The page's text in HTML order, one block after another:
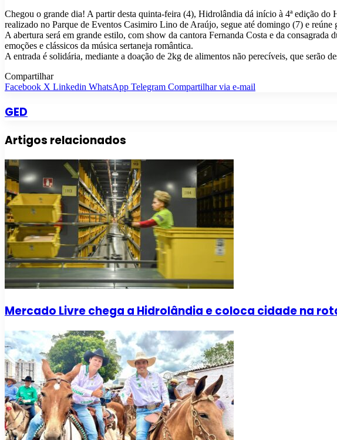
Chegou o grande dia! A partir desta quinta-feira (4), Hidrolândia dá início à 4ª edição
realizado no Parque de Eventos Casimiro Lino de Araújo, segue até domingo (7) e reúne
A abertura será em grande estilo, com show da cantora Fernanda Costa e da
emoções e clássicos da música sertaneja romântica.
A entrada é solidária, mediante a doação de 2kg de alimentos não perecíveis, que serão
Compartilhar
Facebook X Linkedin WhatsApp Telegram Compartilhar via e-mail
GED
Artigos relacionados
Mercado Livre chega a Hidrolândia e coloca cidade na